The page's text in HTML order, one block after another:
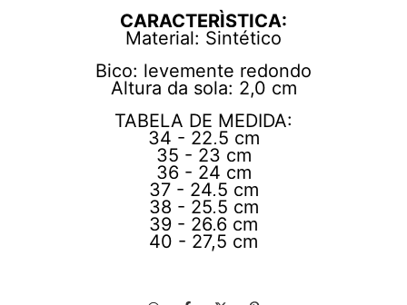
CARACTERÌSTICA:
Material: Sintético
Bico: levemente redondo
Altura da sola: 2,0 cm
TABELA DE MEDIDA:
34 - 22,5 cm
35 - 23 cm
36 - 24 cm
37 - 24,5 cm
38 - 25,5 cm
39 - 26,6 cm
40 - 27,5 cm